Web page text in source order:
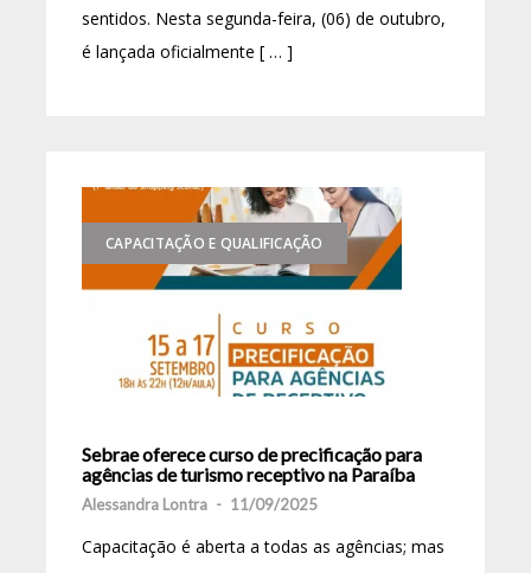
sentidos. Nesta segunda-feira, (06) de outubro,
é lançada oficialmente [ … ]
CAPACITAÇÃO E QUALIFICAÇÃO
Sebrae oferece curso de precificação para
agências de turismo receptivo na Paraíba
Alessandra Lontra - 11/09/2025
Capacitação é aberta a todas as agências; mas